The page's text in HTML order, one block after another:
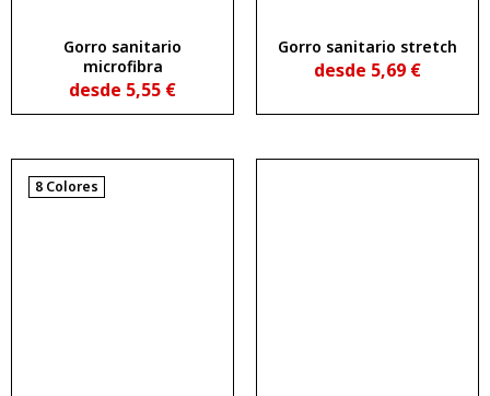
Gorro sanitario
microfibra
desde 5,55 €
Gorro sanitario stretch
desde 5,69 €
8 Colores